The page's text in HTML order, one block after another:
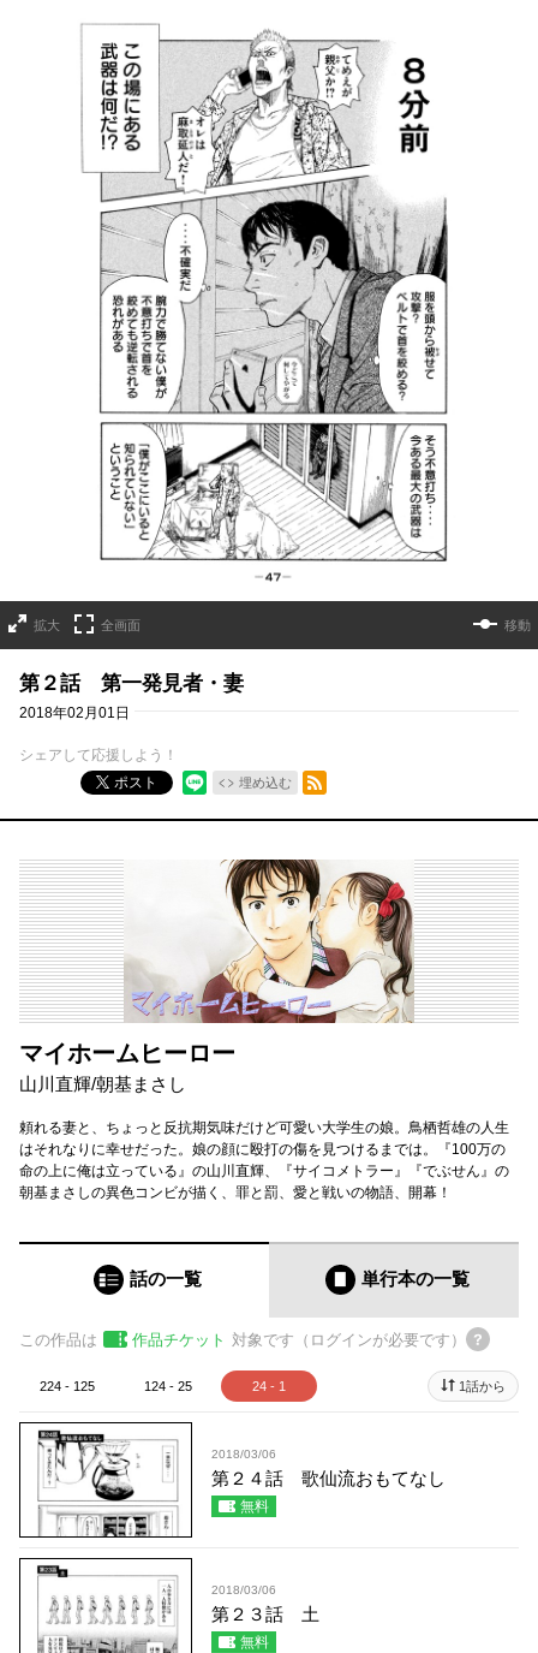
拡大 全画面 移動
第２話 第一発見者・妻
2018年02月01日
シェアして応援しよう！
ポスト
埋め込む
RSSフィード
マイホームヒーロー
山川直輝/朝基まさし
頼れる妻と、ちょっと反抗期気味だけど可愛い大学生の娘。鳥栖哲雄の人生
はそれなりに幸せだった。娘の顔に殴打の傷を見つけるまでは。『100万の
命の上に俺は立っている』の山川直輝、『サイコメトラー』『でぶせん』の
朝基まさしの異色コンビが描く、罪と罰、愛と戦いの物語、開幕！
話の一覧 単行本の一覧
この作品は 作品チケット 対象です（ログインが必要です）
224 - 125 124 - 25 24 - 1 1話から
2018/03/06
第２４話 歌仙流おもてなし
無料
2018/03/06
第２３話 土
無料